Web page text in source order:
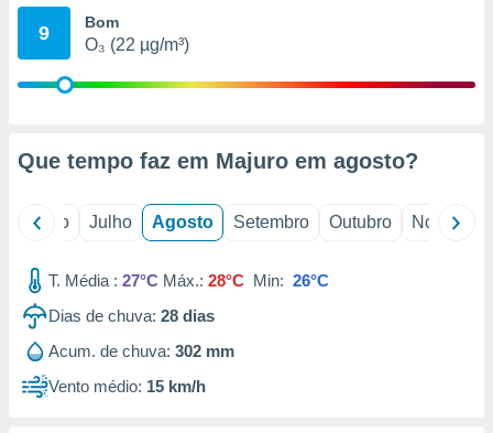
de
1199
9 Bom
O₃ (22 µg/m³)
Que tempo faz em Majuro em agosto?
Junho Julho Agosto Setembro Outubro Novembro
T. Média : 27°C Máx.: 28°C Min: 26°C
Dias de chuva: 28 dias
Acum. de chuva: 302 mm
Vento médio: 15 km/h